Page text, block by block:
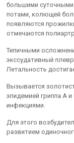
большими
потами, колющей
появляются
отмечаются
Типичными
экссудативный
Летальность
Вызывается
эпидеми­ей гриппа А
инфекциями.
Для этого
развитием